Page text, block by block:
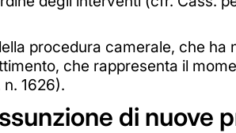
procedura camerale, che
che rappresenta il
1626).
di nuove